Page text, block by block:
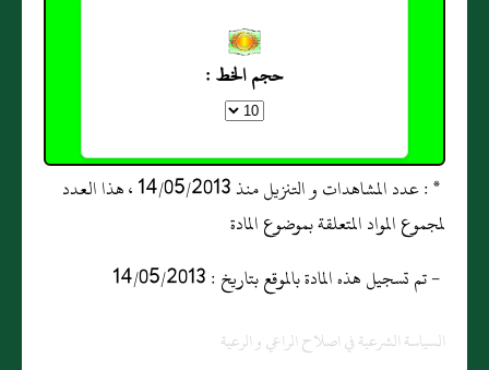
حجم الخط :
* : عدد المشاهدات و التنزيل منذ 14/05/2013 ، هذا العدد
لمجموع المواد المتعلقة بموضوع المادة
- تم تسجيل هذه المادة بالموقع بتاريخ : 14/05/2013
السياسة الشرعية في اصلاح الراعي و الرعية